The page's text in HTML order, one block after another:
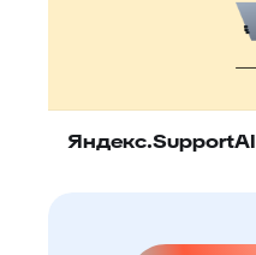
Яндекс.SupportAI